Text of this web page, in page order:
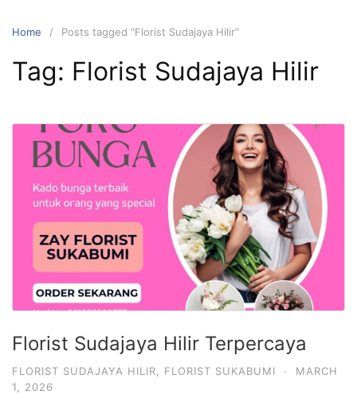
Home Posts tagged “Florist Sudajaya Hilir”
Tag: Florist Sudajaya Hilir
Florist Sudajaya Hilir Terpercaya
FLORIST SUDAJAYA HILIR FLORIST SUKABUMI ·
MARCH
1, 2026